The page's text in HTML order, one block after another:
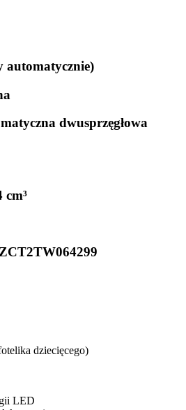
automatycznie)
dwusprzęgłowa
cm³
dziecięcego)
LED